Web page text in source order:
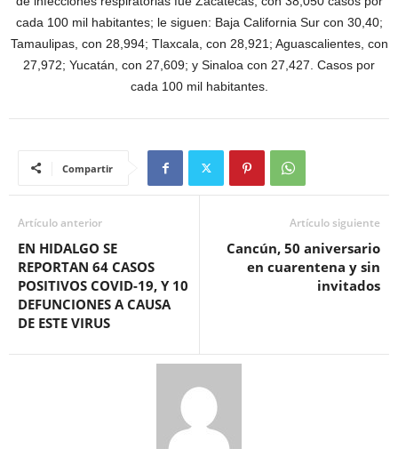
cada 100 mil habitantes; le siguen: Baja California Sur con 30,40;
Tamaulipas, con 28,994; Tlaxcala, con 28,921; Aguascalientes, con
27,972; Yucatán, con 27,609; y Sinaloa con 27,427. Casos por
cada 100 mil habitantes.
Compartir
Artículo anterior
EN HIDALGO SE
REPORTAN 64 CASOS
POSITIVOS COVID-19, Y 10
DEFUNCIONES A CAUSA
DE ESTE VIRUS
Artículo siguiente
Cancún, 50 aniversario
en cuarentena y sin
invitados